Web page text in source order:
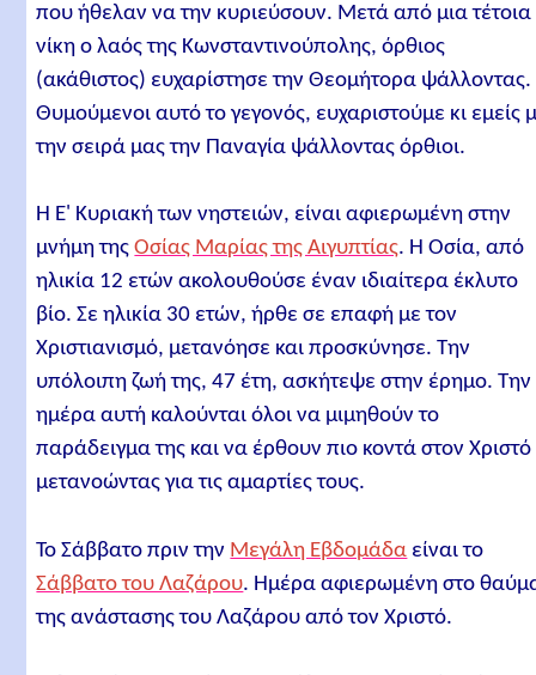
που ήθελαν να την κυριεύσουν. Μετά από μια τέτοια
νίκη ο λαός της Κωνσταντινούπολης, όρθιος
(ακάθιστος) ευχαρίστησε την Θεομήτορα ψάλλοντας.
Θυμούμενοι αυτό το γεγονός, ευχαριστούμε κι εμείς
την σειρά μας την Παναγία ψάλλοντας όρθιοι.
Η Ε' Κυριακή των νηστειών, είναι αφιερωμένη στην
μνήμη τηςΟσίας Μαρίας της Αιγυπτίας. Η Οσία, από
ηλικία 12 ετών ακολουθούσε έναν ιδιαίτερα έκλυτο
βίο. Σε ηλικία 30 ετών, ήρθε σε επαφή με τον
Χριστιανισμό, μετανόησε και προσκύνησε. Την
υπόλοιπη ζωή της, 47 έτη, ασκήτεψε στην έρημο. Την
ημέρα αυτή καλούνται όλοι να μιμηθούν το
παράδειγμα της και να έρθουν πιο κοντά στον Χριστό
μετανοώντας για τις αμαρτίες τους.
Το Σάββατο πριν την Μεγάλη Εβδομάδα είναι το
Σάββατο του Λαζάρου. Ημέρα αφιερωμένη στο
της ανάστασης του Λαζάρου από τον Χριστό.